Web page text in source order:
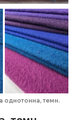
однотонна, темн.